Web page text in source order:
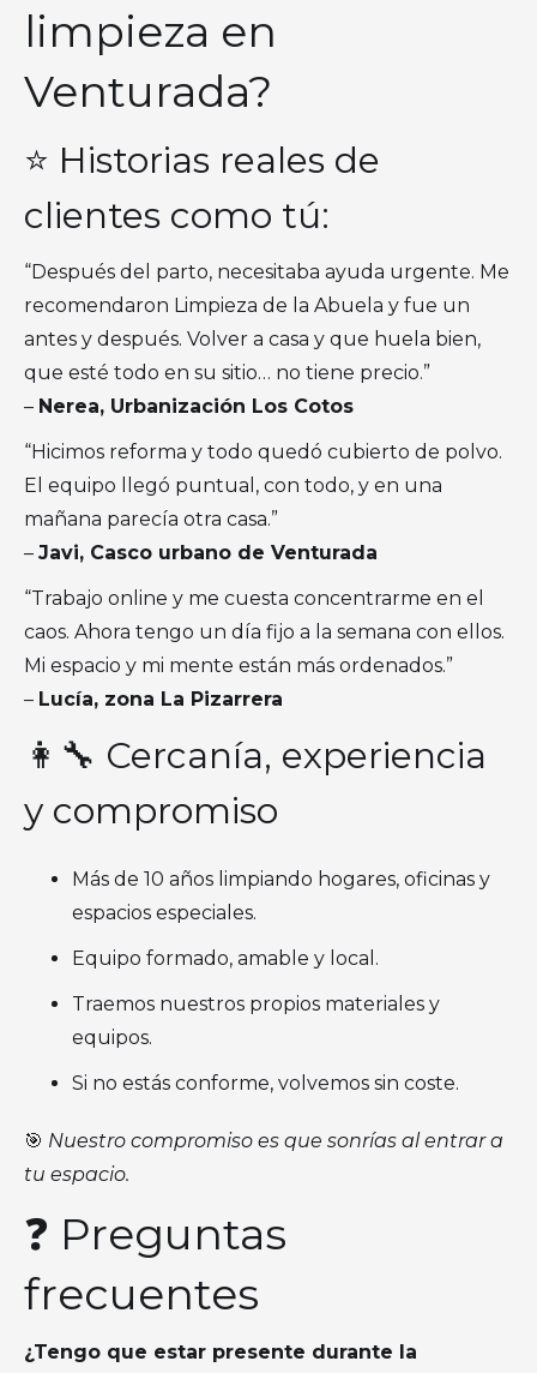
limpieza en
Venturada?
⭐ Historias reales de
clientes como tú:
“Después del parto, necesitaba ayuda urgente. Me
recomendaron Limpieza de la Abuela y fue un
antes y después. Volver a casa y que huela bien,
que esté todo en su sitio… no tiene precio.”
– Nerea, Urbanización Los Cotos
“Hicimos reforma y todo quedó cubierto de polvo.
El equipo llegó puntual, con todo, y en una
mañana parecía otra casa.”
– Javi, Casco urbano de Venturada
“Trabajo online y me cuesta concentrarme en el
caos. Ahora tengo un día fijo a la semana con ellos.
Mi espacio y mi mente están más ordenados.”
– Lucía, zona La Pizarrera
👩‍🔧 Cercanía, experiencia
y compromiso
Más de 10 años limpiando hogares, oficinas y
espacios especiales.
Equipo formado, amable y local.
Traemos nuestros propios materiales y
equipos.
Si no estás conforme, volvemos sin coste.
🎯 Nuestro compromiso es que sonrías al entrar a
tu espacio.
❓ Preguntas
frecuentes
¿Tengo que estar presente durante la